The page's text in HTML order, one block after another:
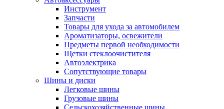
Инструмент
Запчасти
Товары для ухода за автомобилем
Ароматизаторы, освежители
Предметы первой необходимости
Щетки стеклоочистителя
Автоэлектрика
Сопутствующие товары
Шины и диски
Легковые шины
Грузовые шины
Сельскохозяйственные шины